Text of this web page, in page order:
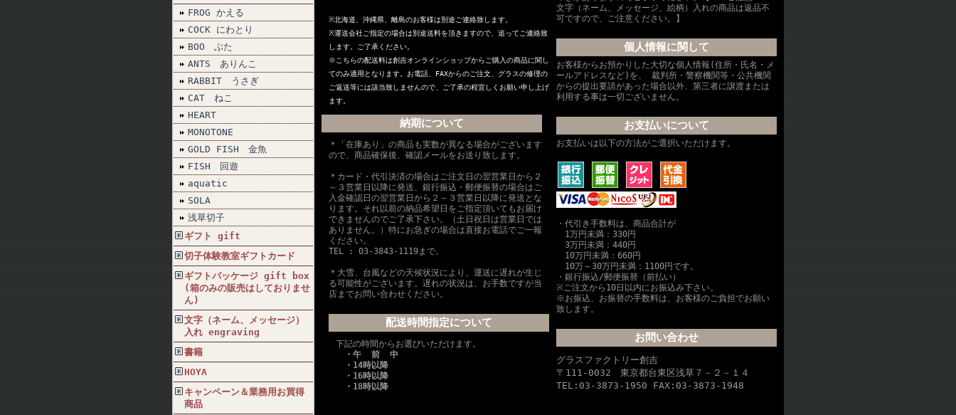
FROG かえる
COCK にわとり
BOO ぶた
ANTS ありんこ
RABBIT うさぎ
CAT ねこ
HEART
MONOTONE
GOLD FISH 金魚
FISH 回遊
aquatic
SOLA
浅草切子
ギフト gift
切子体験教室ギフトカード
ギフトパッケージ gift box
(箱のみの販売はしておりませ
ん)
文字（ネーム、メッセージ）
入れ engraving
書籍
HOYA
キャンペーン＆業務用お買得
商品
※北海道、沖縄県、離島のお客様は別途ご連絡致します。
※運送会社ご指定の場合は別途送料を頂きますので、追ってご連絡致
します。ご了承ください。
※こちらの配送料は創吉オンラインショップからご購入の商品に関し
てのみ適用となります。お電話、FAXからのご注文、グラスの修理の
ご返送等には該当致しませんので、ご了承の程宜しくお願い申し上げ
ます。
納期について
＊「在庫あり」の商品も実数が異なる場合がございます
ので、商品確保後、確認メールをお送り致します。
＊カード・代引決済の場合はご注文日の翌営業日から２
～３営業日以降に発送、銀行振込・郵便振替の場合はご
入金確認日の翌営業日から２～３営業日以降に発送とな
ります。それ以前の納品希望日をご指定頂いてもお届け
できませんのでご了承下さい。（土日祝日は営業日では
ありません。）特にお急ぎの場合は直接お電話でご一報
ください。
TEL : 03-3843-1119まで。
＊大雪、台風などの天候状況により、運送に遅れが生じ
る可能性がございます。遅れの状況は、お手数ですが当
店までお問い合わせください。
配送時間指定について
下記の時間からお選びいただけます。
・午 前 中
・14時以降
・16時以降
・18時以降
文字（ネーム、メッセージ、絵柄）入れの商品は返品不
可ですので、ご注意ください。】
個人情報に関して
お客様からお預かりした大切な個人情報(住所・氏名・メ
ールアドレスなど)を、 裁判所・警察機関等・公共機関
からの提出要請があった場合以外、第三者に譲渡または
利用する事は一切ございません。
お支払いについて
お支払いは以下の方法がご選択いただけます。
・代引き手数料は、商品合計が
1万円未満：330円
3万円未満：440円
10万円未満：660円
10万～30万円未満：1100円です。
・銀行振込/郵便振替（前払い）
※ご注文から10日以内にお振込み下さい。
※お振込、お振替の手数料は、お客様のご負担でお願い
致します。
お問い合わせ
グラスファクトリー創吉
〒111-0032 東京都台東区浅草７－２－１４
TEL:03-3873-1950 FAX:03-3873-1948